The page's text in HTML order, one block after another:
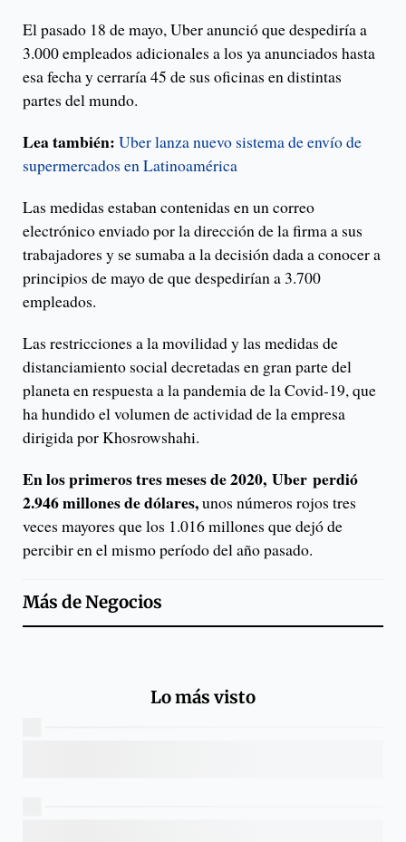
El pasado 18 de mayo, Uber anunció que despediría a
3.000 empleados adicionales a los ya anunciados hasta
esa fecha y cerraría 45 de sus oficinas en distintas
partes del mundo.
Lea también: Uber lanza nuevo sistema de envío de
supermercados en Latinoamérica
Las medidas estaban contenidas en un correo
electrónico enviado por la dirección de la firma a sus
trabajadores y se sumaba a la decisión dada a conocer a
principios de mayo de que despedirían a 3.700
empleados.
Las restricciones a la movilidad y las medidas de
distanciamiento social decretadas en gran parte del
planeta en respuesta a la pandemia de la Covid-19, que
ha hundido el volumen de actividad de la empresa
dirigida por Khosrowshahi.
En los primeros tres meses de 2020, Uber perdió
2.946 millones de dólares,unos números rojos tres
veces mayores que los 1.016 millones que dejó de
percibir en el mismo período del año pasado.
Más deNegocios
Lo más visto